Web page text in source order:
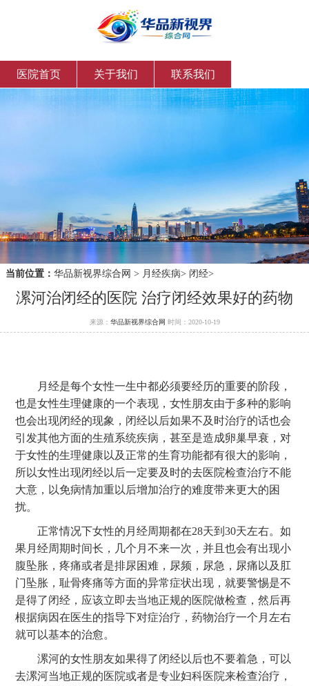
医院首页 关于我们 联系我们
当前位置： 华品新视界综合网 > 月经疾病> 闭经>
漯河治闭经的医院 治疗闭经效果好的药物
来源： 华品新视界综合网 时间：2020-10-19
月经是每个女性一生中都必须要经历的重要的阶段，
也是女性生理健康的一个表现，女性朋友由于多种的影响
也会出现闭经的现象，闭经以后如果不及时治疗的话也会
引发其他方面的生殖系统疾病，甚至是造成卵巢早衰，对
于女性的生理健康以及正常的生育功能都有很大的影响，
所以女性出现闭经以后一定要及时的去医院检查治疗不能
大意，以免病情加重以后增加治疗的难度带来更大的困
扰。
正常情况下女性的月经周期都在28天到30天左右。如
果月经周期时间长，几个月不来一次，并且也会有出现小
腹坠胀，疼痛或者是排尿困难，尿频，尿急，尿痛以及肛
门坠胀，耻骨疼痛等方面的异常症状出现，就要警惕是不
是得了闭经，应该立即去当地正规的医院做检查，然后再
根据病因在医生的指导下对症治疗，药物治疗一个月左右
就可以基本的治愈。
漯河的女性朋友如果得了闭经以后也不要着急，可以
去漯河当地正规的医院或者是专业妇科医院来检查治疗，